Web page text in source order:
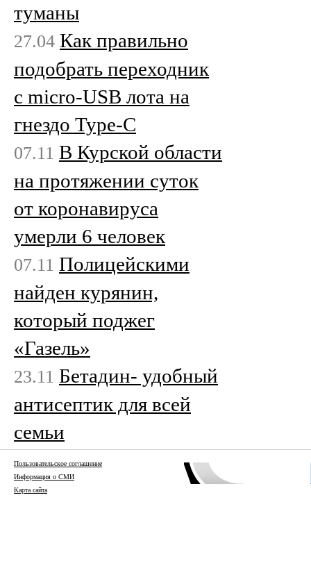
туманы
27.04 Как правильно
подобрать переходник
с micro-USB лота на
гнездо Type-C
07.11 В Курской области
на протяжении суток
от коронавируса
умерли 6 человек
07.11 Полицейскими
найден курянин,
который поджег
«Газель»
23.11 Бетадин- удобный
антисептик для всей
семьи
Пользовательское соглашение
Информация о СМИ
Карта сайта